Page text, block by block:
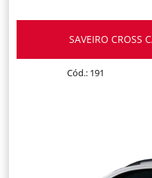
SAVEIRO CROSS
Cód.: 191